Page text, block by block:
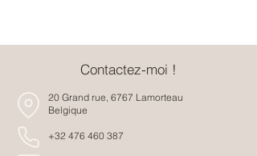
Contactez-moi !
20 Grand rue, 6767 Lamorteau
Belgique
+32 476 460 387